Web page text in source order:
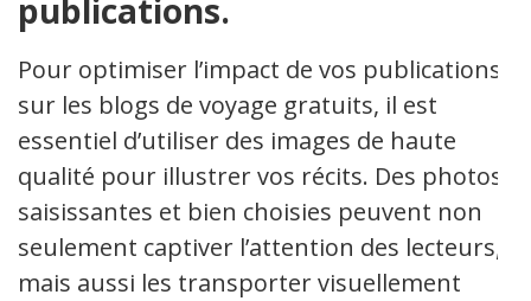
publications.
Pour optimiser l’impact de vos publications
sur les blogs de voyage gratuits, il est
essentiel d’utiliser des images de haute
qualité pour illustrer vos récits. Des photos
saisissantes et bien choisies peuvent non
seulement captiver l’attention des lecteurs,
mais aussi les transporter visuellement